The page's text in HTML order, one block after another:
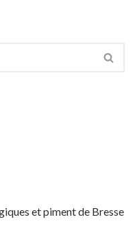
et piment de Bresse